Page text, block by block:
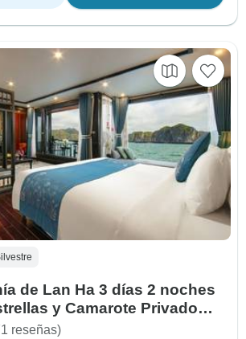
de Lan Ha 3 días 2 noches
y Camarote Privado
reseñas)